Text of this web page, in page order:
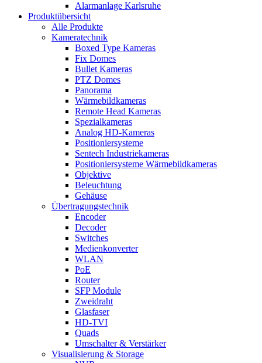
Alarmanlage Karlsruhe
Produktübersicht
Alle Produkte
Kameratechnik
Boxed Type Kameras
Fix Domes
Bullet Kameras
PTZ Domes
Panorama
Wärmebildkameras
Remote Head Kameras
Spezialkameras
Analog HD-Kameras
Positioniersysteme
Sentech Industriekameras
Positioniersysteme Wärmebildkameras
Objektive
Beleuchtung
Gehäuse
Übertragungstechnik
Encoder
Decoder
Switches
Medienkonverter
WLAN
PoE
Router
SFP Module
Zweidraht
Glasfaser
HD-TVI
Quads
Umschalter & Verstärker
Visualisierung & Storage